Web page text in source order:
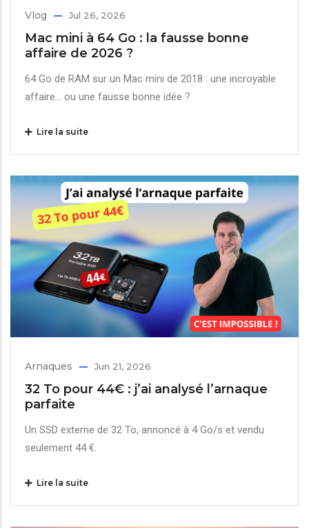
Vlog Jul 26, 2026
Mac mini à 64 Go : la fausse bonne
affaire de 2026 ?
64 Go de RAM sur un Mac mini de 2018 : une incroyable
affaire… ou une fausse bonne idée ?
Lire la suite
Arnaques Jun 21, 2026
32 To pour 44€ : j’ai analysé l’arnaque
parfaite
Un SSD externe de 32 To, annoncé à 4 Go/s et vendu
seulement 44 €.
Lire la suite